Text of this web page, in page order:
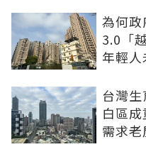
為何
3.0「
年輕人
台灣
白區
需求老